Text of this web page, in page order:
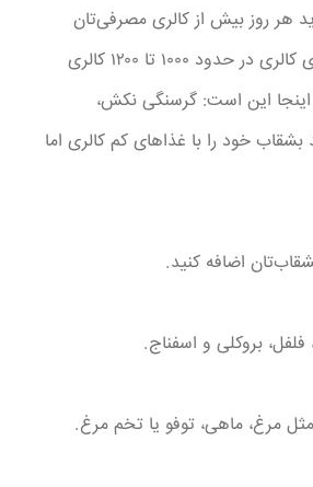
هر روز بیش از کالری مصرفی‌تان
کالری بسوزانید. کسری کالری در حدود ۱۰۰۰ تا ۱۲۰۰ کالری
اینجا این است: گرسنگی نکش،
بشقاب خود را با غذاهای کم کالری اما
اضافه کنید.
فلفل، بروکلی و اسفناج.
مرغ، ماهی، توفو یا تخم مرغ.